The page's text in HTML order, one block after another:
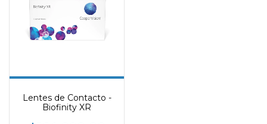
Lentes de Contacto -
Biofinity XR